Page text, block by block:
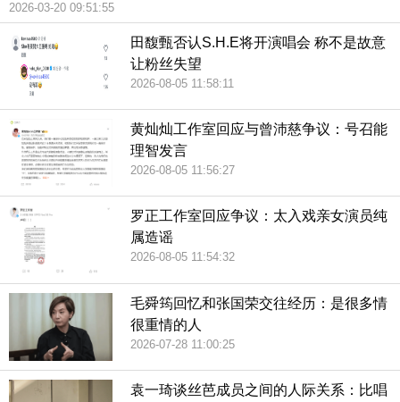
2026-03-20 09:51:55
田馥甄否认S.H.E将开演唱会 称不是故意
让粉丝失望
2026-08-05 11:58:11
黄灿灿工作室回应与曾沛慈争议：号召能
理智发言
2026-08-05 11:56:27
罗正工作室回应争议：太入戏亲女演员纯
属造谣
2026-08-05 11:54:32
毛舜筠回忆和张国荣交往经历：是很多情
很重情的人
2026-07-28 11:00:25
袁一琦谈丝芭成员之间的人际关系：比唱